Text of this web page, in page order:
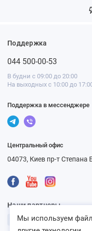
Поддержка
044 500-00-53
В будни с 09:00 до 20:00
На выходных с 10:00 до
Поддержка в мессенджере
Центральный офис
04073, Киев пр-т Степана
Наши партнеры
Мы используем